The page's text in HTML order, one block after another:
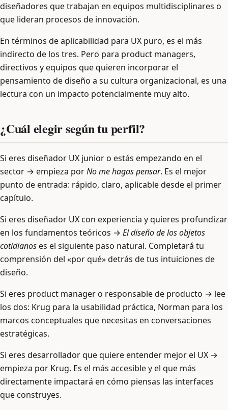
diseñadores que trabajan en equipos multidisciplinares o
que lideran procesos de innovación.
En términos de aplicabilidad para UX puro, es el más
indirecto de los tres. Pero para product managers,
directivos y equipos que quieren incorporar el
pensamiento de diseño a su cultura organizacional, es una
lectura con un impacto potencialmente muy alto.
¿Cuál elegir según tu perfil?
Si eres diseñador UX junior o estás empezando en el
sector → empieza porNo me hagas pensar. Es el mejor
punto de entrada: rápido, claro, aplicable desde el primer
capítulo.
Si eres diseñador UX con experiencia y quieres profundizar
en los fundamentos teóricos → El diseño de los objetos
cotidianoses el siguiente paso natural. Completará tu
comprensión del «por qué» detrás de tus intuiciones de
diseño.
Si eres product manager o responsable de producto → lee
los dos: Krug para la usabilidad práctica, Norman para los
marcos conceptuales que necesitas en conversaciones
estratégicas.
Si eres desarrollador que quiere entender mejor el UX →
empieza por Krug. Es el más accesible y el que más
directamente impactará en cómo piensas las interfaces
que construyes.